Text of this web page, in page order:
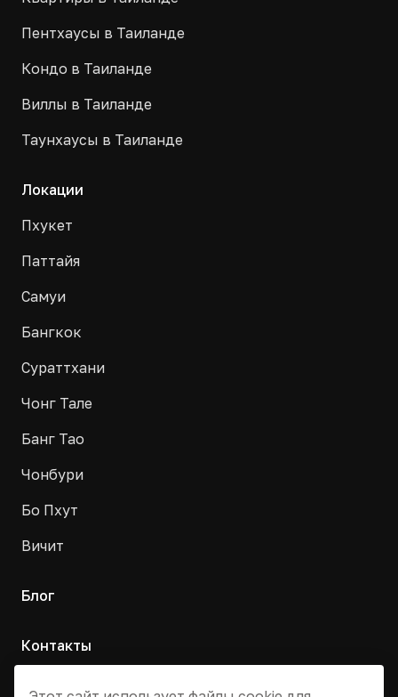
Пентхаусы в Таиланде
Кондо в Таиланде
Виллы в Таиланде
Таунхаусы в Таиланде
Локации
Пхукет
Паттайя
Самуи
Бангкок
Сураттхани
Чонг Тале
Банг Тао
Чонбури
Бо Пхут
Вичит
Блог
Контакты